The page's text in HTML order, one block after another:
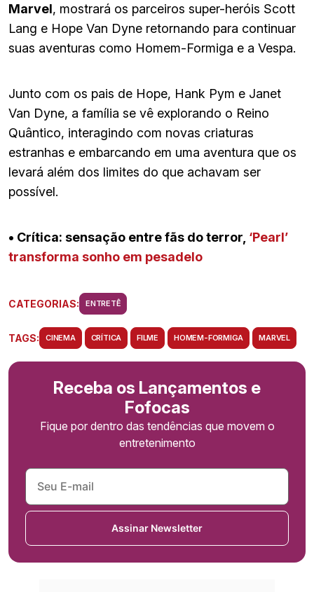
Marvel, mostrará os parceiros super-heróis Scott
Lang e Hope Van Dyne retornando para continuar
suas aventuras como Homem-Formiga e a Vespa.
Junto com os pais de Hope, Hank Pym e Janet
Van Dyne, a família se vê explorando o Reino
Quântico, interagindo com novas criaturas
estranhas e embarcando em uma aventura que os
levará além dos limites do que achavam ser
possível.
• Crítica: sensação entre fãs do terror, ‘Pearl’
transforma sonho em pesadelo
CATEGORIAS: ENTRETÊ
TAGS: CINEMA CRÍTICA FILME HOMEM-FORMIGA MARVEL
Receba os Lançamentos e
Fofocas
Fique por dentro das tendências que movem o
entretenimento
Assinar Newsletter